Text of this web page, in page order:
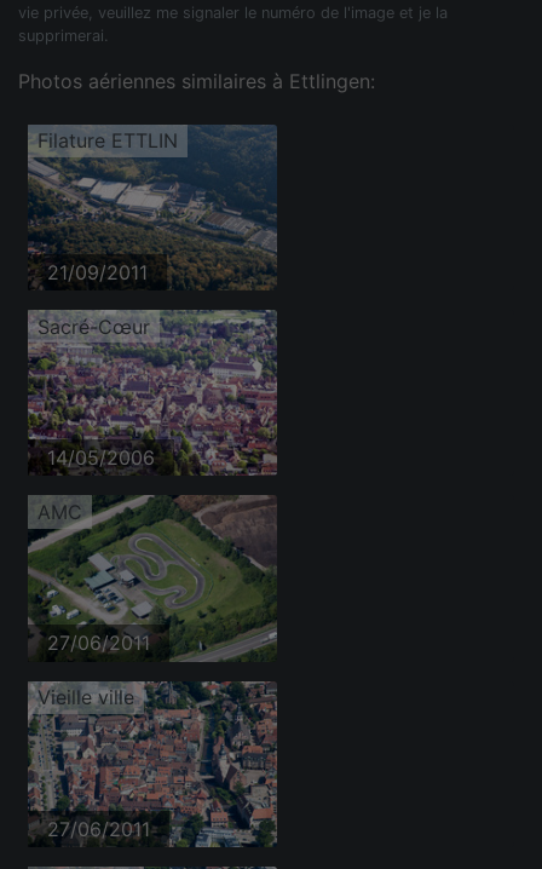
vie privée, veuillez me signaler le numéro de l'image et je la
supprimerai.
Photos aériennes similaires à Ettlingen:
Filature ETTLIN
21/09/2011
Sacré-Cœur
14/05/2006
AMC
27/06/2011
Vieille ville
27/06/2011